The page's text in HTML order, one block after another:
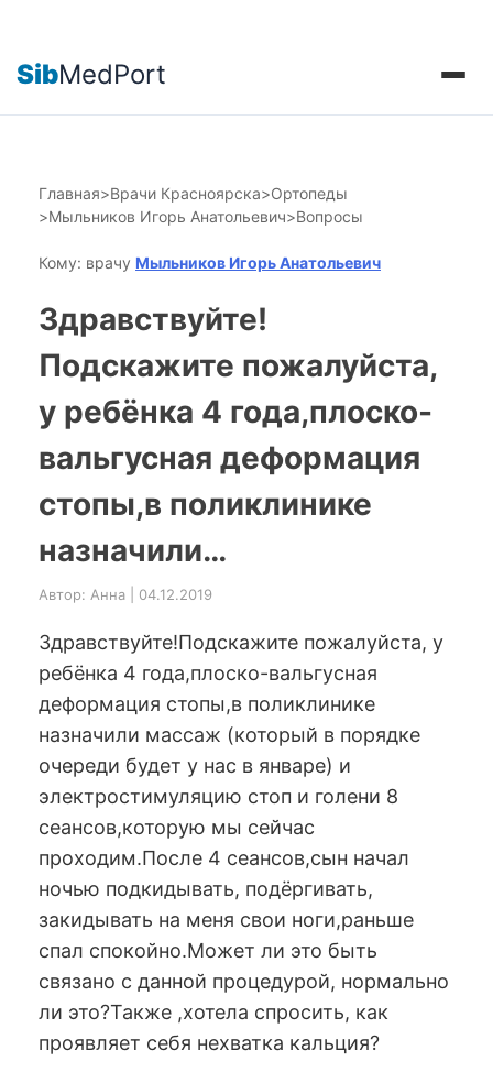
SibMedPort
Главная>Врачи Красноярска>Ортопеды
>Мыльников Игорь Анатольевич>Вопросы
Кому: врачу Мыльников Игорь Анатольевич
Здравствуйте!
Подскажите пожалуйста,
у ребёнка 4 года,плоско-
вальгусная деформация
стопы,в поликлинике
назначили…
Автор: Анна | 04.12.2019
Здравствуйте!Подскажите пожалуйста, у
ребёнка 4 года,плоско-вальгусная
деформация стопы,в поликлинике
назначили массаж (который в порядке
очереди будет у нас в январе) и
электростимуляцию стоп и голени 8
сеансов,которую мы сейчас
проходим.После 4 сеансов,сын начал
ночью подкидывать, подёргивать,
закидывать на меня свои ноги,раньше
спал спокойно.Может ли это быть
связано с данной процедурой, нормально
ли это?Также ,хотела спросить, как
проявляет себя нехватка кальция?